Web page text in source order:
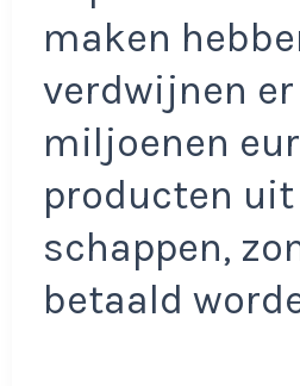
maken
verdwijnen
miljoenen
producten uit
schappen,
betaald